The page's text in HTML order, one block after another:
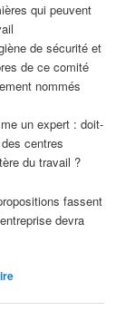
qui peuvent
de sécurité et
de ce comité
nommés
un expert : doit-
centres
du travail ?
fassent
devra